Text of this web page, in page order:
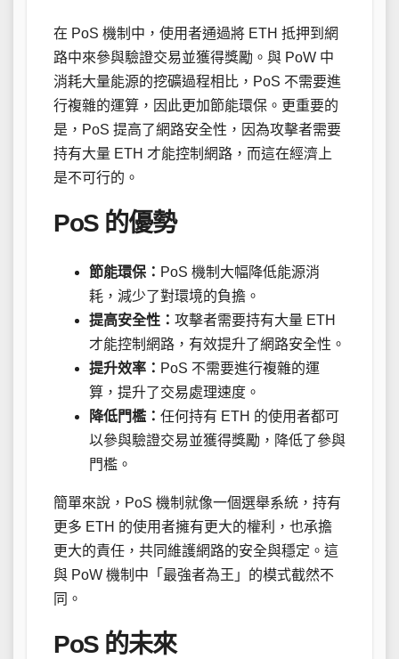
在 PoS 機制中，使用者通過將 ETH 抵押到網
路中來參與驗證交易並獲得獎勵。與 PoW 中
消耗大量能源的挖礦過程相比，PoS 不需要進
行複雜的運算，因此更加節能環保。更重要的
是，PoS 提高了網路安全性，因為攻擊者需要
持有大量 ETH 才能控制網路，而這在經濟上
是不可行的。
PoS 的優勢
節能環保： PoS 機制大幅降低能源消
耗，減少了對環境的負擔。
提高安全性： 攻擊者需要持有大量 ETH
才能控制網路，有效提升了網路安全性。
提升效率： PoS 不需要進行複雜的運
算，提升了交易處理速度。
降低門檻： 任何持有 ETH 的使用者都可
以參與驗證交易並獲得獎勵，降低了參與
門檻。
簡單來說，PoS 機制就像一個選舉系統，持有
更多 ETH 的使用者擁有更大的權利，也承擔
更大的責任，共同維護網路的安全與穩定。這
與 PoW 機制中「最強者為王」的模式截然不
同。
PoS 的未來